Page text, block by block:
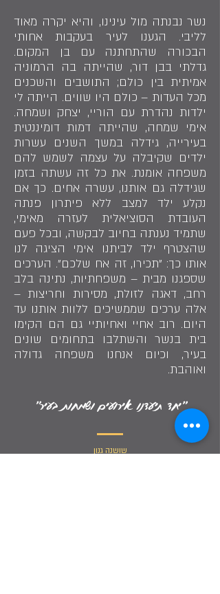
נשר נבנתה מול עינינו, והיא יקרה מאוד
לליבי. הגענו לעיר בעקבות אחותי
הבכורה שהתחתנה עם בן המקום.
גדלתי בבן דור, שהייתה בה הרמוניה
אמיתית בין כולם; התושבים והשכנים
מכל העדות – כולם היו שווים. הייתה לי
ילדות נהדרת עם הוריי, יצחק ושמחה.
אימי שמחה, שהייתה דמות דומיננטית
בעירייה, גידלה במשך השנים עשרות
ילדים שקיבלה על עצמה לשמש להם
משפחה אומנת. את כל זה עשתה בזמן
שגידלה גם אותנו, עשרה אחים. כך אם
נקלע ילד למצב ללא פיתרון פנתה
העובדת הסוציאלית לעזרה מאימי,
שתמיד נענתה בחיוב לבקשה, ובכל פעם
שהצטרף ילד לביתנו אימי הציגה לנו
אותו כך: "תכירו, זה אח שלכם". הערכים
שספגנו מבית – משפחתיות, נתינה בלב
רחב, דאגה לזולת, מסירות וחריצות –
אלה ערכים שממשיכים ללוות אותנו עד
היום. רוב אחיי ואחיותיי גם הם הקימו
בית בנשר והשתלבו בתחומים שונים
בעיר, וכיום אנחנו משפחה גדולה
ואוהבת.
״יחד תיעדנו אירועים ושמחות בעיר״
שושנה גנון